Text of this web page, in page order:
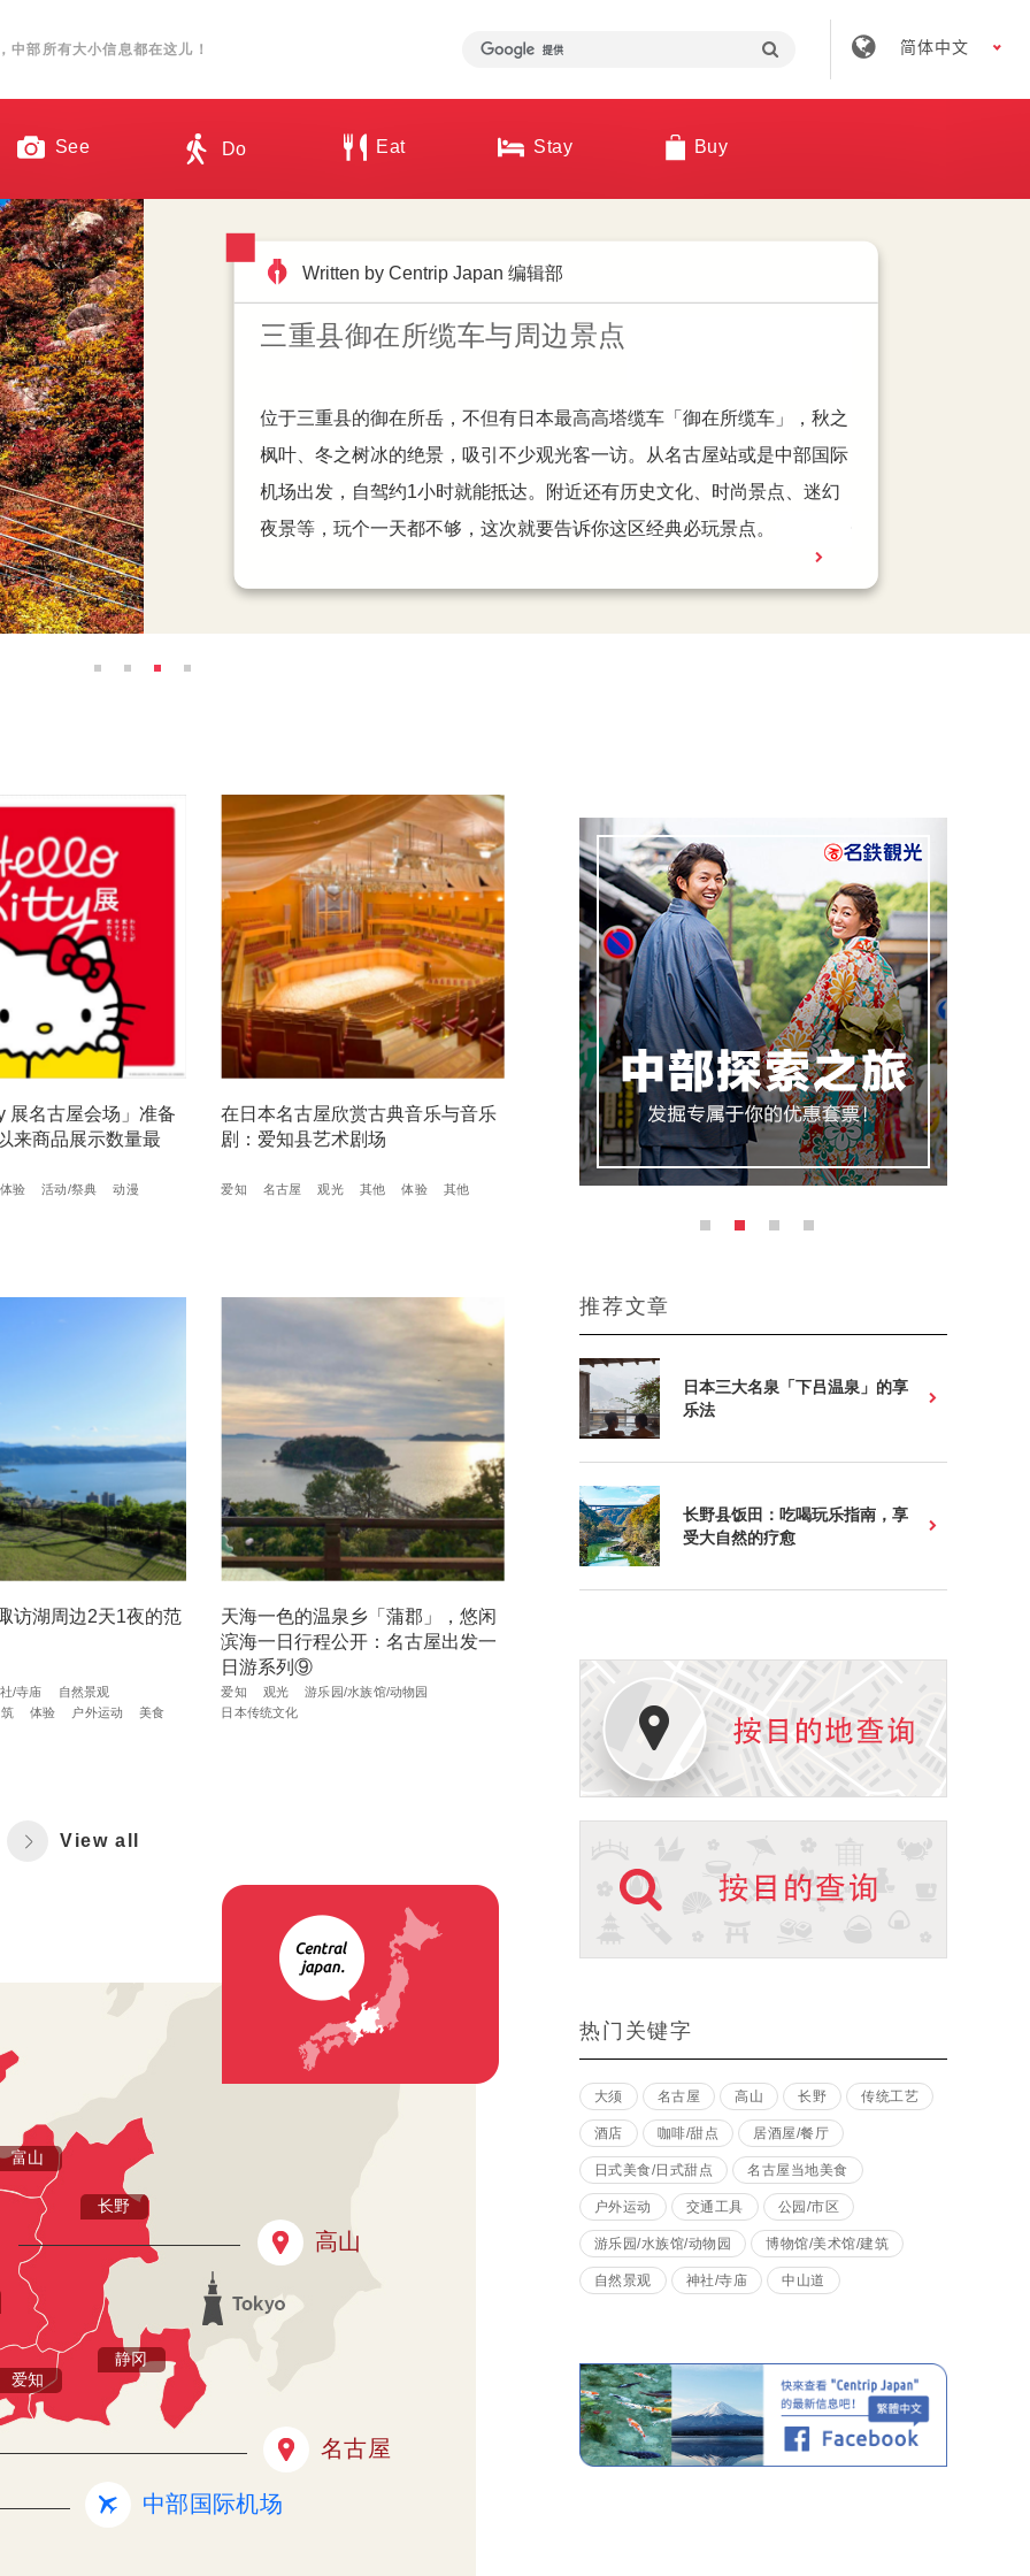
中部所有大小信息都在这儿！ 简体中文
See Do Eat Stay Buy
Written by Centrip Japan 编辑部
名古屋荣商圈地标 Maruei Galleria：购物、美
在名古屋逛街想找一个「吃饭＋购物＋拍照」一次搞定的地方吗？ 走进
名古屋最繁荣的商圈之一「荣商圈」，你会看到一座不断开出花朵的巨型
LED 萤幕墙，那栋建筑正是 2022 年诞生的新地标「Maruei Galleria」。
这里集结名古屋最大无印良品、外国旅客指名的烧肉名店「叙叙苑」，还
能在街头免费欣赏 TeamLAB 打造的巨大影像艺术，是观光客最爱的必访
点之一。
Written by Centrip Japan 编辑部
店家打烊还有这里！名古屋荣商圈夜晚好去处
常有外国朋友跟小编询问，日本的商家好像很早关，晚上不知道怎么安排
活动。其实，晚上才正是精彩的时候呢！
Written by Centrip Japan 编辑部
三重县御在所缆车与周边景点
位于三重县的御在所岳，不但有日本最高高塔缆车「御在所缆车」，秋之
枫叶、冬之树冰的绝景，吸引不少观光客一访。从名古屋站或是中部国际
机场出发，自驾约1小时就能抵达。附近还有历史文化、时尚景点、迷幻
夜景等，玩个一天都不够，这次就要告诉你这区经典必玩景点。
Written by Hannah Tsai
第一次逛荣就上手，名古屋荣高效率逛街攻略ー
名古屋作为日本第三大都市，繁荣程度自然是不言而喻，小编整理出最完
整的“荣逛街地图”，要告诉你每家百货与店家的特色，让你快速筛选出适
合自己的百货。
展名古屋会场」准备
来商品展示数量最
体验 活动/祭典 动漫
在日本名古屋欣赏古典音乐与音乐
剧：爱知县艺术剧场
爱知 名古屋 观光 其他 体验 其他
访湖周边2天1夜的范
/寺庙
自然景观
体验 户外运动 美食
天海一色的温泉乡「蒲郡」，悠闲
滨海一日行程公开：名古屋出发一
日游系列⑨
爱知 观光
游乐园/水族馆/动物园
日本传统文化
View all
长野
爱知
静冈
富山
名古屋
高山
中部国际机场
推荐文章
日本三大名泉「下吕温泉」的享
乐法
长野县饭田：吃喝玩乐指南，享
受大自然的疗愈
热门关键字
大须 名古屋 高山 长野 传统工艺
酒店 咖啡/甜点 居酒屋/餐厅
日式美食/日式甜点 名古屋当地美食
户外运动 交通工具 公园/市区
游乐园/水族馆/动物园 博物馆/美术馆/建筑
自然景观 神社/寺庙 中山道